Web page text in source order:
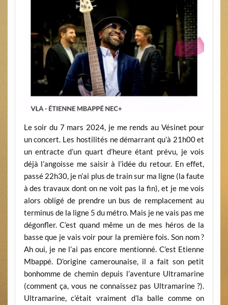
Le soir du 7 mars 2024, je me rends au Vésinet pour
un concert. Les hostilités ne démarrant qu’à 21h00 et
un entracte d’un quart d’heure étant prévu, je vois
déjà l’angoisse me saisir à l’idée du retour. En effet,
passé 22h30, je n’ai plus de train sur ma ligne (la faute
à des travaux dont on ne voit pas la fin), et je me vois
alors obligé de prendre un bus de remplacement au
terminus de la ligne 5 du métro. Mais je ne vais pas me
dégonfler. C’est quand même un de mes héros de la
basse que je vais voir pour la première fois. Son nom ?
Ah oui, je ne l’ai pas encore mentionné. C’est Etienne
Mbappé. D’origine camerounaise, il a fait son petit
bonhomme de chemin depuis l’aventure Ultramarine
(comment ça, vous ne connaissez pas Ultramarine ?).
Ultramarine, c’était vraiment d’la balle comme on